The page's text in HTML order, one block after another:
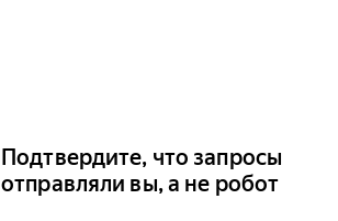
Подтвердите, что запросы
отправляли вы, а не робот